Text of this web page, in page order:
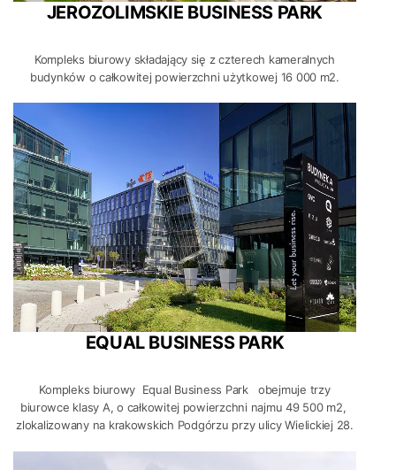
JEROZOLIMSKIE BUSINESS PARK
Kompleks biurowy składający się z czterech kameralnych
budynków o całkowitej powierzchni użytkowej 16 000 m2.
EQUAL BUSINESS PARK
Kompleks biurowy Equal Business Park obejmuje trzy
biurowce klasy A, o całkowitej powierzchni najmu 49 500 m2,
zlokalizowany na krakowskich Podgórzu przy ulicy Wielickiej 28.